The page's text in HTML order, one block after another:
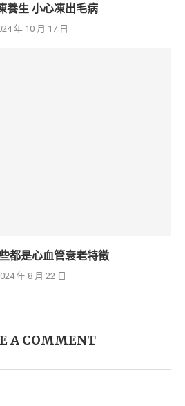
養生 小心凍出毛病
年 10 月 17 日
都是心血管衰老特徵
年 8 月 22 日
A COMMENT